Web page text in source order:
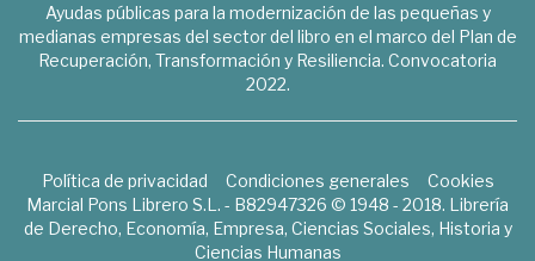
Ayudas públicas para la modernización de las pequeñas y
medianas empresas del sector del libro en el marco del Plan de
Recuperación, Transformación y Resiliencia. Convocatoria
2022.
Política de privacidad Condiciones generales
Cookies
Marcial Pons Librero S.L. - B82947326 © 1948 - 2018. Librería
de Derecho, Economía, Empresa, Ciencias Sociales, Historia y
Ciencias Humanas